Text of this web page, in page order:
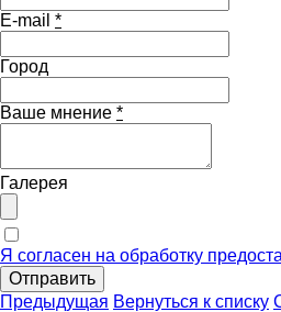
E-mail *
Город
Ваше мнение *
Галерея
Я согласен на обработку
Отправить
Предыдущая Вернуться к списку